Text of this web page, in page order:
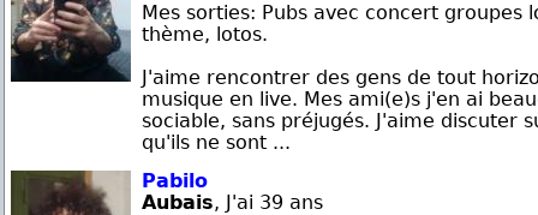
Mes sorties: Pubs avec concert groupes
thème, lotos.
J'aime rencontrer des gens de tout
musique en live. Mes ami(e)s j'en ai
sociable, sans préjugés. J'aime discuter
qu'ils ne sont ...
Pabilo
Aubais, J'ai 39 ans